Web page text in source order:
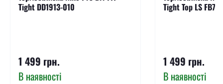
Tight DD1913-010
1 499 грн.
В наявності
Tight Top LS
1 499 грн.
В наявності